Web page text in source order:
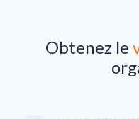
Obtenez le